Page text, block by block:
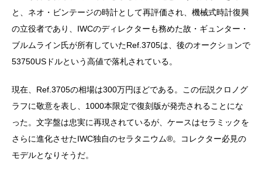
と、ネオ・ビンテージの時計として再評価され、機械式時計復興
の立役者であり、IWCのディレクターも務めた故・ギュンター・
ブルムライン氏が所有していたRef.3705は、後のオークションで
53750USドルという高値で落札されている。
現在、Ref.3705の相場は300万円ほどである。この伝説クロノグ
ラフに敬意を表し、1000本限定で復刻版が発売されることにな
った。文字盤は忠実に再現されているが、ケースはセラミックを
さらに進化させたIWC独自のセラタニウム®。コレクター必見の
モデルとなりそうだ。